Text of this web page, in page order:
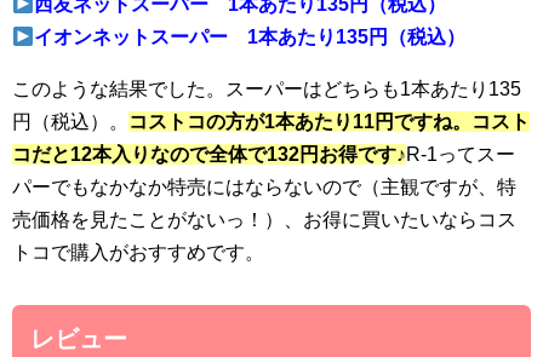
西友ネットスーパー
1本あたり135円（税込）
イオンネットスーパー
1本あたり135円（税込）
このような結果でした。スーパーはどちらも1本あたり135
円（税込）。
コストコの方が1本あたり11円ですね。コスト
コだと12本入りなので全体で132円お得です♪R-1ってスー
パーでもなかなか特売にはならないので（主観ですが、特
売価格を見たことがないっ！）、お得に買いたいならコス
トコで購入がおすすめです。
レビュー